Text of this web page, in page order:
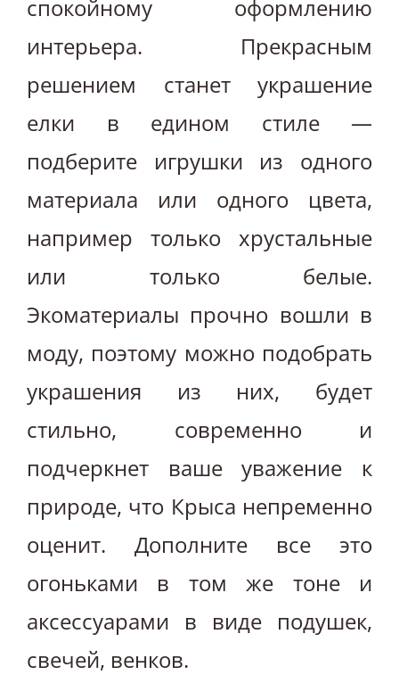
спокойному оформлению
интерьера. Прекрасным
решением станет украшение
елки в едином стиле —
подберите игрушки из одного
материала или одного цвета,
например только хрустальные
или только белые.
Экоматериалы прочно вошли в
моду, поэтому можно подобрать
украшения из них, будет
стильно, современно и
подчеркнет ваше уважение к
природе, что Крыса непременно
оценит. Дополните все это
огоньками в том же тоне и
аксессуарами в виде подушек,
свечей, венков.